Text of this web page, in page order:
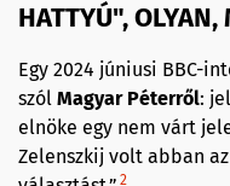
HATTYÚ", OLYAN,
Egy 2024 júniusi BBC-
szól Magyar Péterről:
elnöke egy nem várt
Zelenszkij volt abban
2